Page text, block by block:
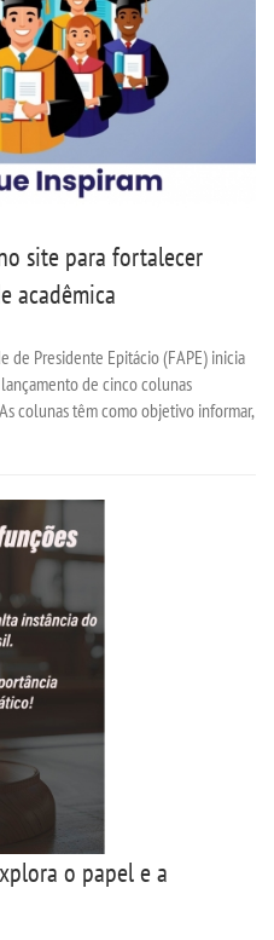
site para fortalecer
acadêmica
de Presidente Epitácio (FAPE) inicia
de cinco colunas
colunas têm como objetivo informar,
o papel e a